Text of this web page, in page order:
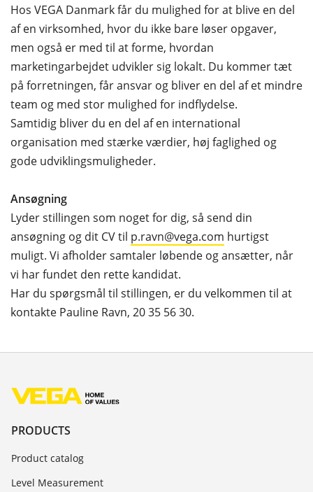
Hos VEGA Danmark får du mulighed for at blive en del
af en virksomhed, hvor du ikke bare løser opgaver,
men også er med til at forme, hvordan
marketingarbejdet udvikler sig lokalt. Du kommer tæt
på forretningen, får ansvar og bliver en del af et mindre
team og med stor mulighed for indflydelse.
Samtidig bliver du en del af en international
organisation med stærke værdier, høj faglighed og
gode udviklingsmuligheder.
Ansøgning
Lyder stillingen som noget for dig, så send din
ansøgning og dit CV til p.ravn@vega.com hurtigst
muligt. Vi afholder samtaler løbende og ansætter, når
vi har fundet den rette kandidat.
Har du spørgsmål til stillingen, er du velkommen til at
kontakte Pauline Ravn, 20 35 56 30.
PRODUCTS
Product catalog
Level Measurement